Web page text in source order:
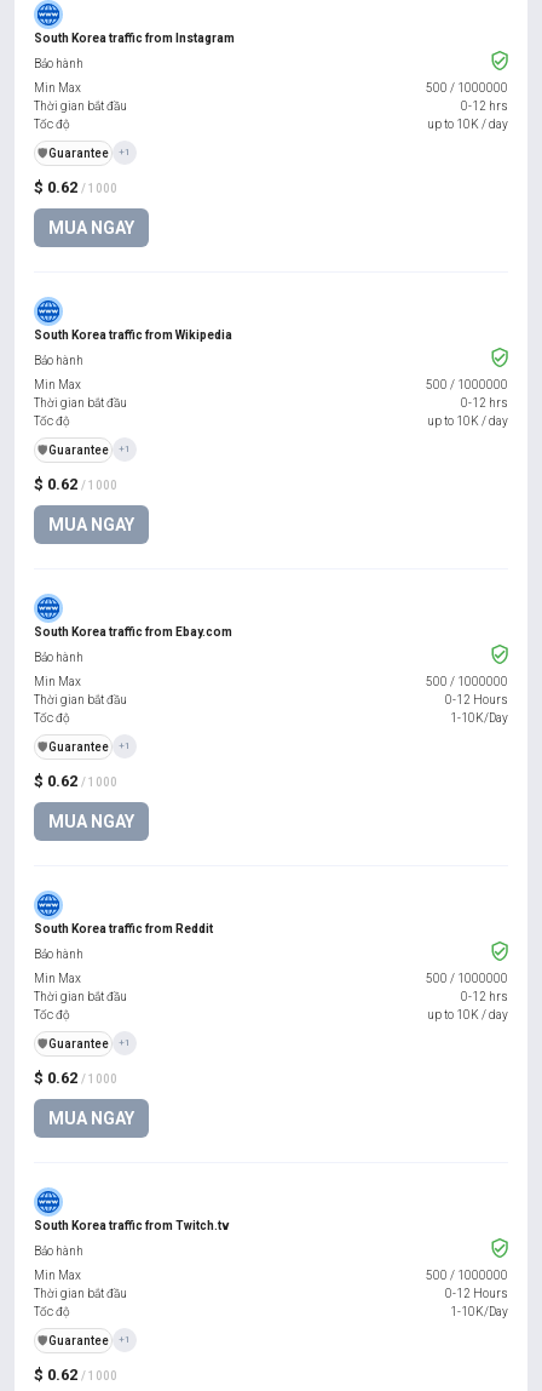
South Korea traffic from Instagram
$ 0.62 / 1000
MUA NGAY
Bảo hành
Min Max
500 / 1000000
Thời gian bắt đầu
0-12 hrs
Tốc độ
up to 10K / day
️🛡️Guarantee +1
South Korea traffic from Wikipedia
$ 0.62 / 1000
MUA NGAY
Bảo hành
Min Max
500 / 1000000
Thời gian bắt đầu
0-12 hrs
Tốc độ
up to 10K / day
️🛡️Guarantee +1
South Korea traffic from Ebay.com
$ 0.62 / 1000
MUA NGAY
Bảo hành
Min Max
500 / 1000000
Thời gian bắt đầu
0-12 Hours
Tốc độ
1-10K/Day
️🛡️Guarantee +1
South Korea traffic from Reddit
$ 0.62 / 1000
MUA NGAY
Bảo hành
Min Max
500 / 1000000
Thời gian bắt đầu
0-12 hrs
Tốc độ
up to 10K / day
️🛡️Guarantee +1
South Korea traffic from Twitch.tv
$ 0.62 / 1000
Bảo hành
Min Max
500 / 1000000
Thời gian bắt đầu
0-12 Hours
Tốc độ
1-10K/Day
️🛡️Guarantee +1